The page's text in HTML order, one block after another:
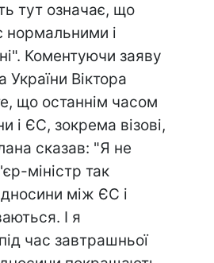
тут означає, що
нормальними і
Коментуючи заяву
України Віктора
що останнім часом
і ЄС, зокрема візові,
сказав: "Я не
міністр так
між ЄС і
І я
час завтрашньої